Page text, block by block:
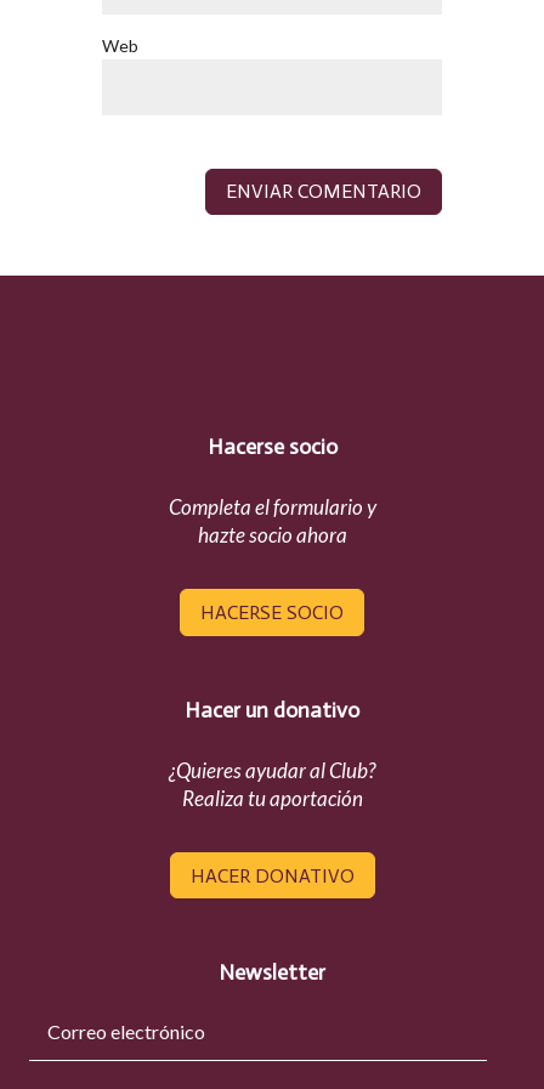
Web
Hacerse socio
Completa el formulario y
hazte socio ahora
HACERSE SOCIO
Hacer un donativo
¿Quieres ayudar al Club?
Realiza tu aportación
HACER DONATIVO
Newsletter